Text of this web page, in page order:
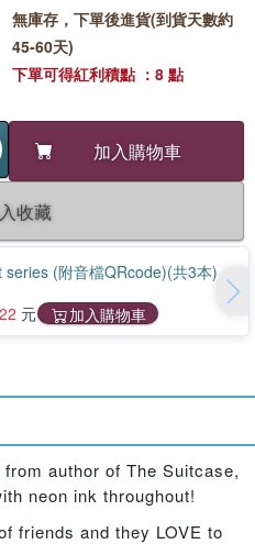
加入購物車
收藏
無庫存，下單後進貨(到貨天數約
45-60天)
下單可得紅利積點 ：8 點
series (附音檔QRcode)(共3本)
元 加入購物車
author of The Suitcase,
neon ink throughout!
friends and they LOVE to